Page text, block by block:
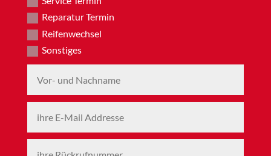
Reparatur Termin
Reifenwechsel
Sonstiges